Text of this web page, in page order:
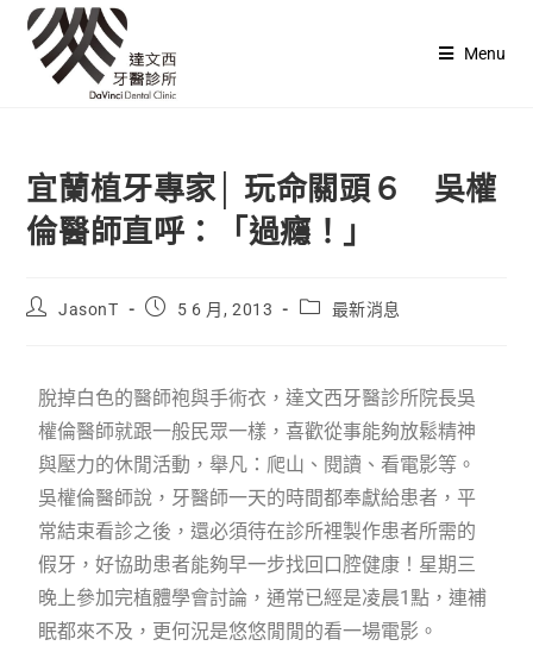
Menu
宜蘭植牙專家│ 玩命關頭６ 吳權
倫醫師直呼：「過癮！」
JasonT 5 6 月, 2013 最新消息
脫掉白色的醫師袍與手術衣，達文西牙醫診所院長吳
權倫醫師就跟一般民眾一樣，喜歡從事能夠放鬆精神
與壓力的休閒活動，舉凡：爬山、閱讀、看電影等。
吳權倫醫師說，牙醫師一天的時間都奉獻給患者，平
常結束看診之後，還必須待在診所裡製作患者所需的
假牙，好協助患者能夠早一步找回口腔健康！星期三
晚上參加完植體學會討論，通常已經是凌晨1點，連補
眠都來不及，更何況是悠悠閒閒的看一場電影。